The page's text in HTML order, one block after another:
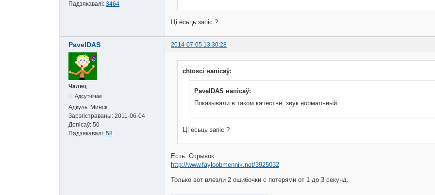
Падзякавалі: 3464
Ці ёсьць запіс ?
PavelDAS 2014-07-05 13:30:28
Чалец
Адсутнічае
Адкуль: Минск
Зарэгістраваны: 2011-06-04
Допісаў: 50
Падзякавалі: 58
chtosci напісаў:
PavelDAS напісаў:
Показывали в таком качестве, звук нормальный:
Ці ёсьць запіс ?
Есть. Отрывок:
http://www.fayloobmennik.net/3925032
Только вот влезли 2 ошибочки с потерями от 1 до 3 секунд.